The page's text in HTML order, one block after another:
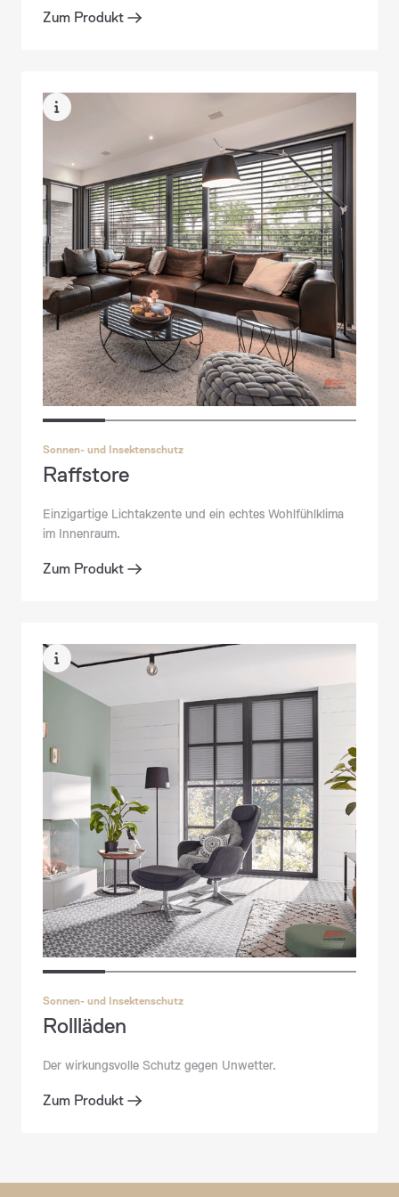
Zum Produkt
Zum Produkt
Sonnen- und Insektenschutz
Raffstore
Sonnen- und Insektenschutz
Einzigartige Lichtakzente und ein echtes Wohlfühlklima
im Innenraum.
Zum Produkt
Raffstore
Rollläden
Sonnen- und Insektenschutz
Der wirkungsvolle Schutz gegen Unwetter.‍
Zum Produkt